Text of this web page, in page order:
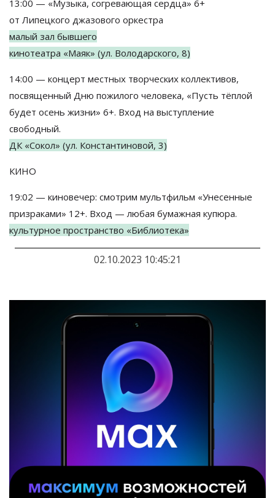
13:00 — «Музыка, согревающая сердца» 6+
от Липецкого джазового оркестра
малый зал бывшего
кинотеатра «Маяк» (ул. Володарского, 8)
14:00 — концерт местных творческих коллективов,
посвященный Дню пожилого человека, «Пусть тёплой
будет осень жизни» 6+. Вход на выступление
свободный.
ДК «Сокол» (ул. Константиновой, 3)
КИНО
19:02 — киновечер: смотрим мультфильм «Унесенные
призраками» 12+. Вход — любая бумажная купюра.
культурное пространство «Библиотека»
02.10.2023 10:45:21